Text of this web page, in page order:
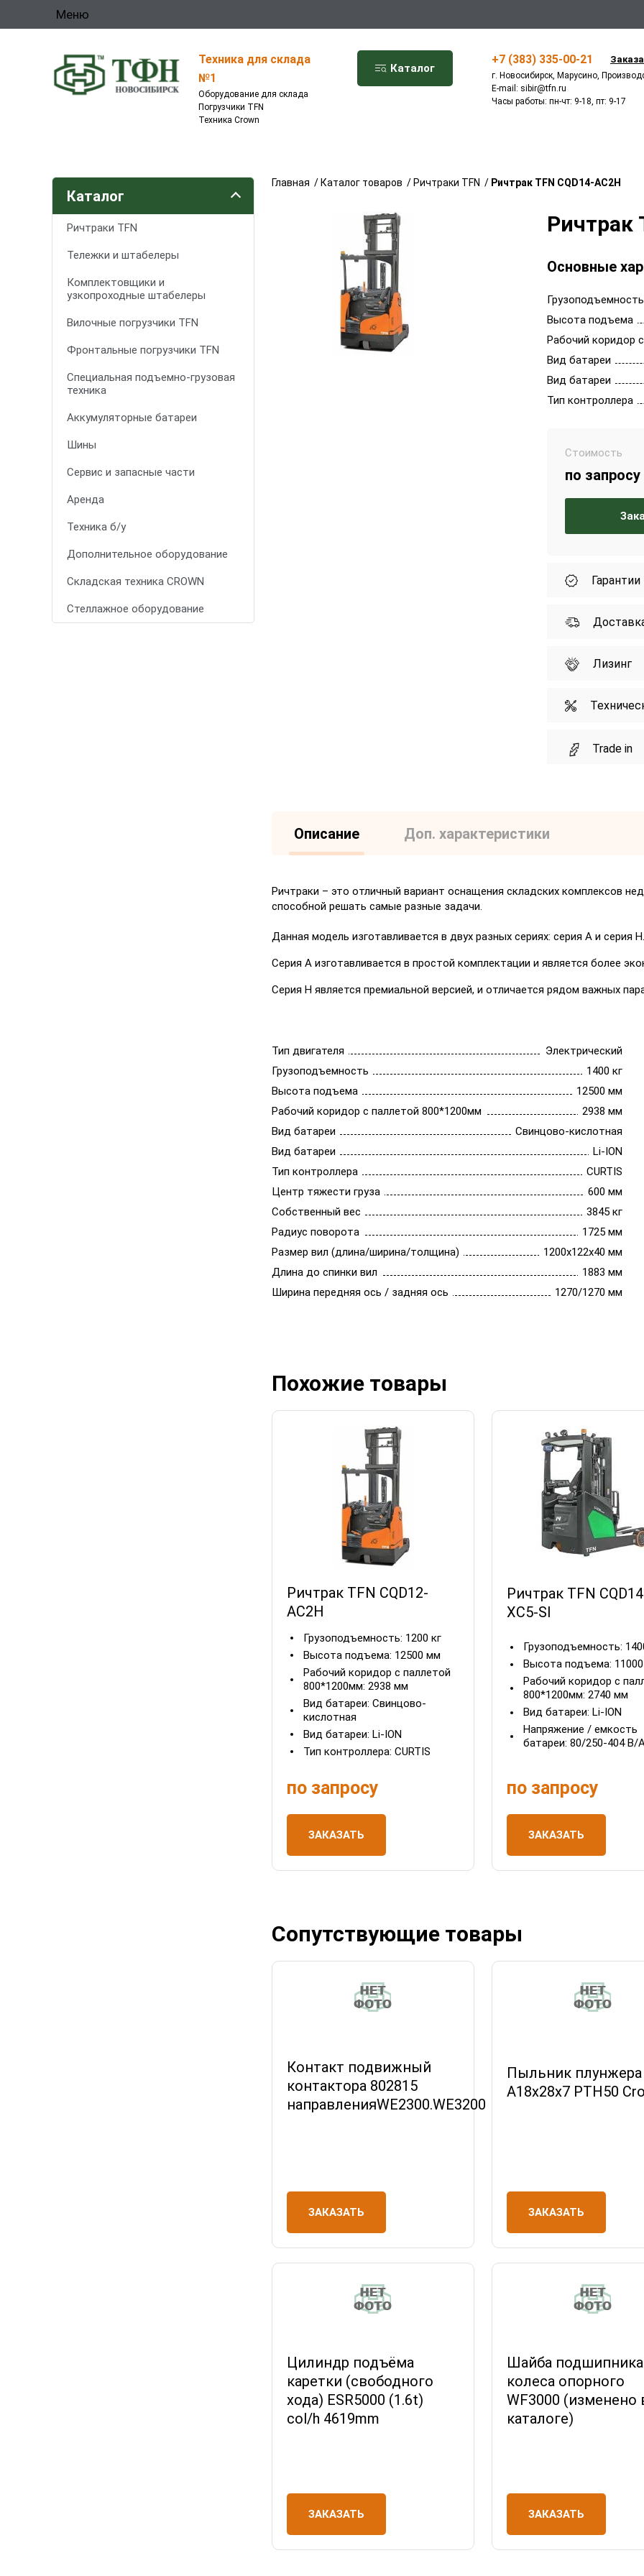
Меню
Техника для склада
№1
Оборудование для склада
Погрузчики TFN
Техника Crown
Каталог
+7 (383) 335-00-21
г. Новосибирск, Марусино,
E-mail: sibir@tfn.ru
Часы работы: пн-чт: 9-18, пт: 9-17
Каталог
Ричтраки TFN
Тележки и штабелеры
Комплектовщики и
узкопроходные штабелеры
Вилочные погрузчики TFN
Фронтальные погрузчики TFN
Специальная подъемно-грузовая
техника
Аккумуляторные батареи
Шины
Сервис и запасные части
Аренда
Техника б/у
Дополнительное оборудование
Складская техника CROWN
Стеллажное оборудование
Главная / Каталог товаров / Ричтраки TFN / Ричтрак TFN CQD14-AC2H
Ричтрак
Основные
Грузоподъемность
Высота подъема
Рабочий коридор
Вид батареи
Вид батареи
Тип контроллера
Стоимость
по запросу
Гарантии
Лизинг
Trade in
Описание Доп. характеристики
Ричтраки – это отличный вариант оснащения складских комплексов
способной решать самые разные задачи.
Данная модель изготавливается в двух разных сериях: серия А и серия H.
Серия А изготавливается в простой комплектации и является более
Серия Н является премиальной версией, и отличается рядом важных
Тип двигателя
Электрический
Грузоподъемность
1400 кг
Высота подъема
12500 мм
Рабочий коридор с паллетой 800*1200мм
2938 мм
Вид батареи
Свинцово-кислотная
Вид батареи
Li-ION
Тип контроллера
CURTIS
Центр тяжести груза
600 мм
Собственный вес
3845 кг
Радиус поворота
1725 мм
Размер вил (длина/ширина/толщина)
1200х122х40 мм
Длина до спинки вил
1883 мм
Ширина передняя ось / задняя ось
1270/1270 мм
Похожие товары
Ричтрак TFN CQD12-
AC2H
Грузоподъемность: 1200 кг
Высота подъема: 12500 мм
Рабочий коридор с паллетой
800*1200мм: 2938 мм
Вид батареи: Свинцово-
кислотная
Вид батареи: Li-ION
Тип контроллера: CURTIS
по запросу
ЗАКАЗАТЬ
Ричтрак TFN
XC5-SI
Грузоподъемность:
Высота подъема:
Рабочий коридор с
800*1200мм: 2740 мм
Вид батареи: Li-ION
Напряжение / емкость
батареи: 80/250-404 В/
по запросу
ЗАКАЗАТЬ
Сопутствующие товары
Контакт подвижный
контактора 802815
направленияWE2300.WE3200
ЗАКАЗАТЬ
Пыльник плунжера
А18х28х7 РТН50
ЗАКАЗАТЬ
Цилиндр подъёма
каретки (свободного
хода) ESR5000 (1.6t)
col/h 4619mm
ЗАКАЗАТЬ
Шайба подшипника
колеса опорного
WF3000 (изменено
каталоге)
ЗАКАЗАТЬ